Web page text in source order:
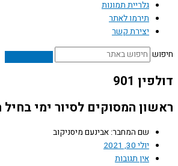
גלריית תמונות
תירמו לאתר
יצירת קשר
901
המסוקים לסיור ימי בחיל הים
שם המחבר: אבינעם מיסניקוב
יולי 30, 2021
אין תגובות